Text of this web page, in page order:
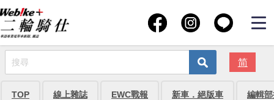
简
TOP 線上雜誌 EWC戰報 新車．絕版車 編輯